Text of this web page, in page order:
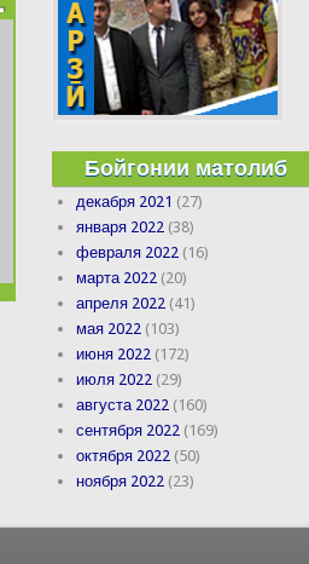
Бойгонии матолиб
декабря 2021 (27)
января 2022 (38)
февраля 2022 (16)
марта 2022 (20)
апреля 2022 (41)
мая 2022 (103)
июня 2022 (172)
июля 2022 (29)
августа 2022 (160)
сентября 2022 (169)
октября 2022 (50)
ноября 2022 (23)